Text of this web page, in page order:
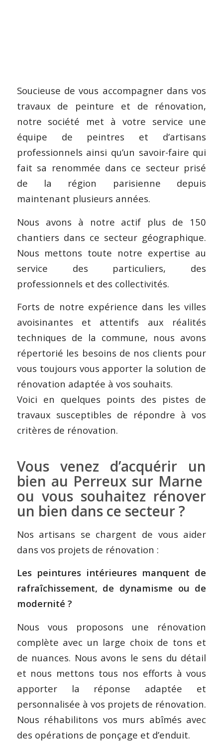
Soucieuse de vous accompagner dans vos
travaux de peinture et de rénovation,
notre société met à votre service une
équipe de peintres et d’artisans
professionnels ainsi qu’un savoir-faire qui
fait sa renommée dans ce secteur prisé
de la région parisienne depuis
maintenant plusieurs années.
Nous avons à notre actif plus de 150
chantiers dans ce secteur géographique.
Nous mettons toute notre expertise au
service des particuliers, des
professionnels et des collectivités.
Forts de notre expérience dans les villes
avoisinantes et attentifs aux réalités
techniques de la commune, nous avons
répertorié les besoins de nos clients pour
vous toujours vous apporter la solution de
rénovation adaptée à vos souhaits.
Voici en quelques points des pistes de
travaux susceptibles de répondre à vos
critères de rénovation.
Vous venez d’acquérir un
bien au Perreux sur Marne
ou vous souhaitez rénover
un bien dans ce secteur ?
Nos artisans se chargent de vous aider
dans vos projets de rénovation :
Les peintures intérieures manquent de
rafraîchissement, de dynamisme ou de
modernité ?
Nous vous proposons une rénovation
complète avec un large choix de tons et
de nuances. Nous avons le sens du détail
et nous mettons tous nos efforts à vous
apporter la réponse adaptée et
personnalisée à vos projets de rénovation.
Nous réhabilitons vos murs abîmés avec
des opérations de ponçage et d’enduit.